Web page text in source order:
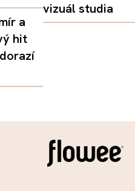
a
hit
vizuál studia